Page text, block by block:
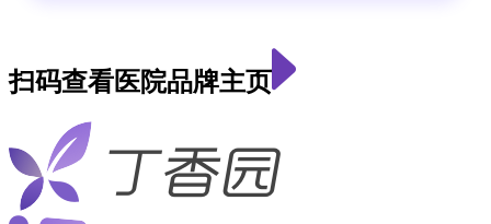
扫码查看医院品牌主页